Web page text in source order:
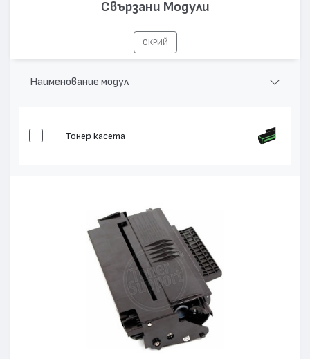
Свързани Модули
СКРИЙ
Наименование модул
Тонер касета